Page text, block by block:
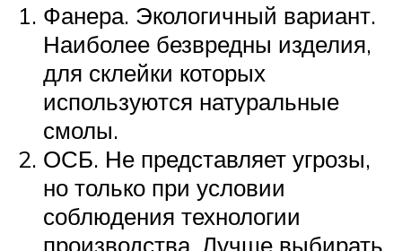
Фанера. Экологичный вариант.
Наиболее безвредны изделия,
для склейки которых
используются натуральные
смолы.
ОСБ. Не представляет угрозы,
но только при условии
соблюдения технологии
производства. Лучше выбирать